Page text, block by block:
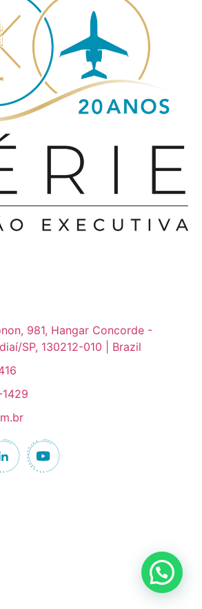
981, Hangar Concorde -
SP, 130212-010 | Brazil